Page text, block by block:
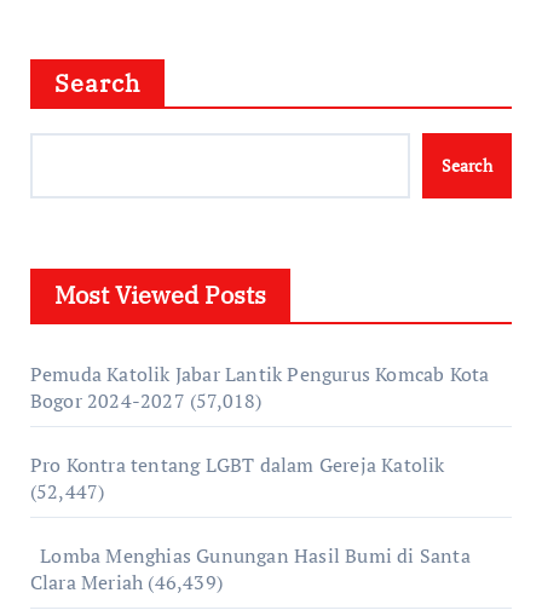
Search
Search
Most Viewed Posts
Pemuda Katolik Jabar Lantik Pengurus Komcab Kota
Bogor 2024-2027 (57,018)
Pro Kontra tentang LGBT dalam Gereja Katolik
(52,447)
Lomba Menghias Gunungan Hasil Bumi di Santa
Clara Meriah (46,439)